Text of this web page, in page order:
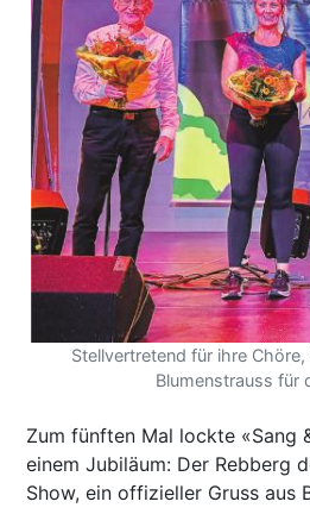
Stellvertretend für ihre
Blumenstrauss für
Zum fünften Mal lockte «Sang
einem Jubiläum: Der Rebberg
Show, ein offizieller Gruss aus